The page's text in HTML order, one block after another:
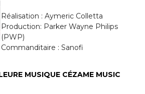
Réalisation : Aymeric Colletta
Production: Parker Wayne Philips
(PWP)
Commanditaire : Sanofi
MUSIQUE CÉZAME MUSIC